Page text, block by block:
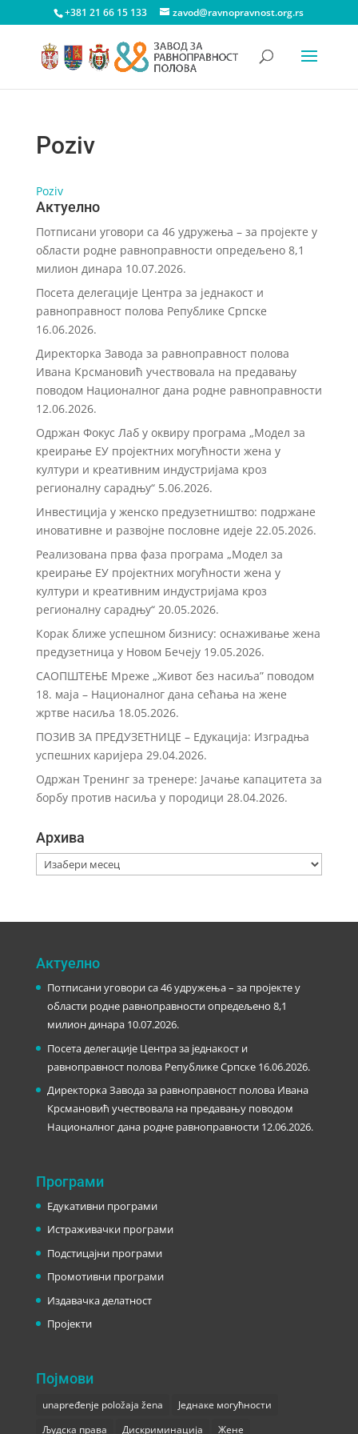
+381 21 66 15 133 zavod@ravnopravnost.org.rs
Poziv
Poziv
Актуелно
Потписани уговори са 46 удружења – за пројекте у
области родне равноправности опредељено 8,1
милион динара 10.07.2026.
Посета делегације Центра за једнакост и
равноправност полова Републике Српске
16.06.2026.
Директорка Завода за равноправност полова
Ивана Крсмановић учествовала на предавању
поводом Националног дана родне равноправности
12.06.2026.
Одржан Фокус Лаб у оквиру програма „Модел за
креирање ЕУ пројектних могућности жена у
култури и креативним индустријама кроз
регионалну сарадњу“ 5.06.2026.
Инвестиција у женско предузетништво: подржане
иновативне и развојне пословне идеје 22.05.2026.
Реализована прва фаза програма „Модел за
креирање ЕУ пројектних могућности жена у
култури и креативним индустријама кроз
регионалну сарадњу“ 20.05.2026.
Корак ближе успешном бизнису: оснаживање жена
предузетница у Новом Бечеју 19.05.2026.
САОПШТЕЊЕ Мреже „Живот без насиља” поводом
18. маја – Националног дана сећања на жене
жртве насиља 18.05.2026.
ПОЗИВ ЗА ПРЕДУЗЕТНИЦЕ – Eдукација: Изградња
успешних каријера 29.04.2026.
Одржан Тренинг за тренере: Јачање капацитета за
борбу против насиља у породици 28.04.2026.
Архива
Архива
Актуелно
Потписани уговори са 46 удружења – за пројекте у
области родне равноправности опредељено 8,1
милион динара 10.07.2026.
Посета делегације Центра за једнакост и
равноправност полова Републике Српске 16.06.2026.
Директорка Завода за равноправност полова Ивана
Крсмановић учествовала на предавању поводом
Националног дана родне равноправности 12.06.2026.
Програми
Едукативни програми
Истраживачки програми
Подстицајни програми
Промотивни програми
Издавачка делатност
Пројекти
Појмови
unapređenje položaja žena
Једнаке могућности
Људска права
Дискриминација Жене